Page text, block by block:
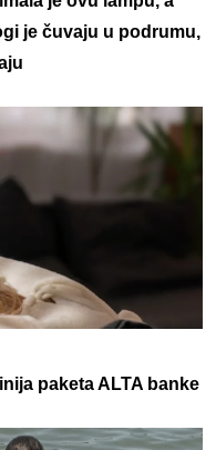
je čuvaju u podrumu,
paketa ALTA banke